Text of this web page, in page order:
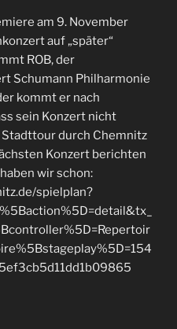
am 9. November
auf „später“
ROB, der
Schumann Philharmonie
kommt er nach
sein Konzert nicht
durch Chemnitz
Konzert berichten
wir schon:
spielplan?